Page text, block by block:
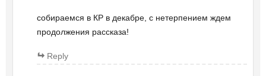
собираемся в КР в декабре, с нетерпением ждем
продолжения рассказа!
Reply